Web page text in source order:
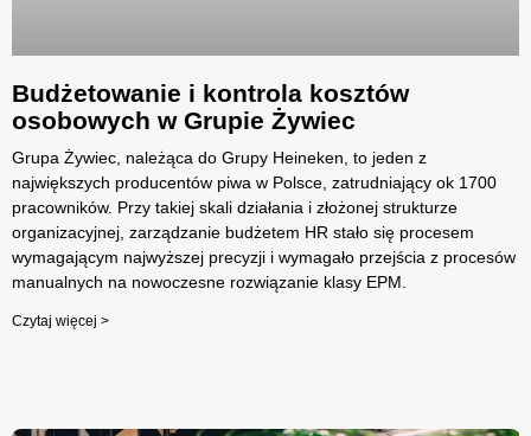
Budżetowanie i kontrola kosztów
osobowych w Grupie Żywiec
Grupa Żywiec, należąca do Grupy Heineken, to jeden z
największych producentów piwa w Polsce, zatrudniający ok 1700
pracowników. Przy takiej skali działania i złożonej strukturze
organizacyjnej, zarządzanie budżetem HR stało się procesem
wymagającym najwyższej precyzji i wymagało przejścia z procesów
manualnych na nowoczesne rozwiązanie klasy EPM.
Czytaj więcej >